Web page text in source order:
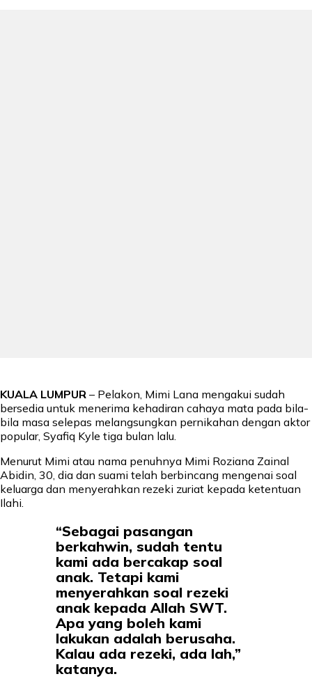
KUALA LUMPUR – Pelakon, Mimi Lana mengakui sudah
bersedia untuk menerima kehadiran cahaya mata pada bila-
bila masa selepas melangsungkan pernikahan dengan aktor
popular, Syafiq Kyle tiga bulan lalu.
Menurut Mimi atau nama penuhnya Mimi Roziana Zainal
Abidin, 30, dia dan suami telah berbincang mengenai soal
keluarga dan menyerahkan rezeki zuriat kepada ketentuan
Ilahi.
“Sebagai pasangan
berkahwin, sudah tentu
kami ada bercakap soal
anak. Tetapi kami
menyerahkan soal rezeki
anak kepada Allah SWT.
Apa yang boleh kami
lakukan adalah berusaha.
Kalau ada rezeki, ada lah,”
katanya.